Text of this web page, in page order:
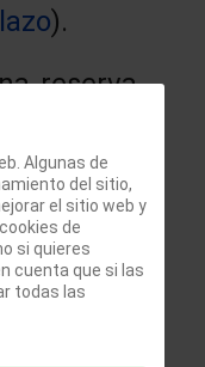
).
reserva
en renta
en caso
que una
llega a
dinero
Algunas de
del sitio,
el sitio web y
de
si quieres
cuenta que si las
todas las